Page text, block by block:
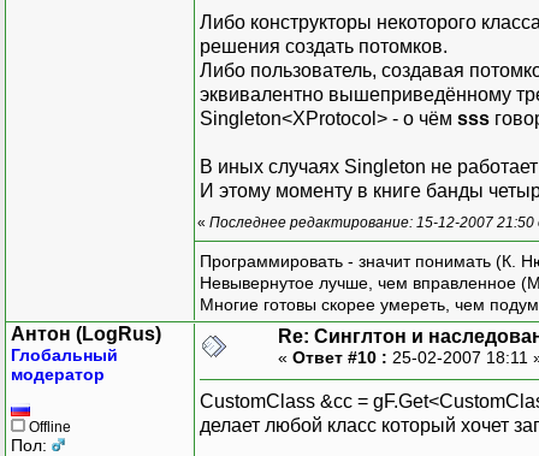
Singleton <T> (
{
}
public:
// Метод
{
if(
}
return
}
};
// Инициализация
Либо конструкторы некоторого
решения создать потомков.
Либо пользователь, создавая
эквивалентно вышеприведённому
Singleton<XProtocol> - о чём sss
В иных случаях Singleton не
И этому моменту в книге банды
« Последнее редактирование: 15-12-2007
Программировать - значит понимать (К.
Невывернутое лучше, чем вправленное
Многие готовы скорее умереть, чем
Антон (LogRus)
Глобальный
модератор
Offline
Пол:
Re: Синглтон и
« Ответ #10 : 25-02-2007 18:11
CustomClass &cc =
делает любой класс который хочет